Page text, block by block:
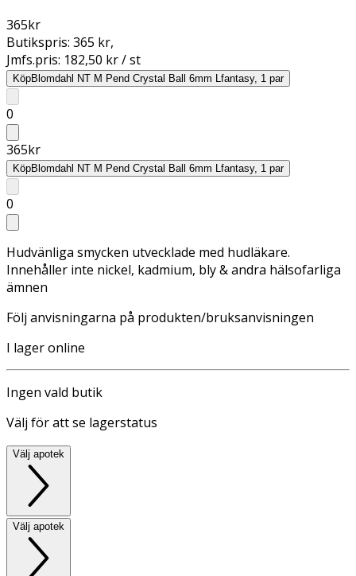
365kr
Butikspris: 365 kr,
Jmfs.pris: 182,50 kr / st
KöpBlomdahl NT M Pend Crystal Ball 6mm Lfantasy, 1 par
0
365kr
KöpBlomdahl NT M Pend Crystal Ball 6mm Lfantasy, 1 par
0
Hudvänliga smycken utvecklade med hudläkare.
Innehåller inte nickel, kadmium, bly & andra hälsofarliga
ämnen
Följ anvisningarna på produkten/bruksanvisningen
I lager online
Ingen vald butik
Välj för att se lagerstatus
Välj apotek
Välj apotek